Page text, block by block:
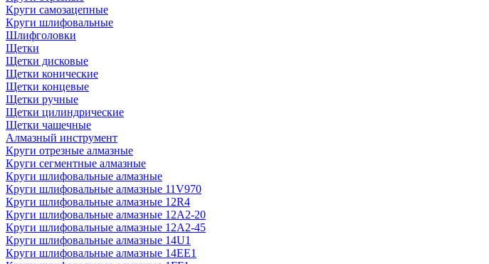
Круги самозацепные
Круги шлифовальные
Шлифголовки
Щетки
Щетки дисковые
Щетки конические
Щетки концевые
Щетки ручные
Щетки цилиндрические
Щетки чашечные
Алмазный инструмент
Круги отрезные алмазные
Круги сегментные алмазные
Круги шлифовальные алмазные
Круги шлифовальные алмазные 11V970
Круги шлифовальные алмазные 12R4
Круги шлифовальные алмазные 12А2-20
Круги шлифовальные алмазные 12А2-45
Круги шлифовальные алмазные 14U1
Круги шлифовальные алмазные 14ЕЕ1